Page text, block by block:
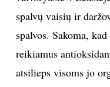
yra išskirtiniai.
geria mažai vandens
nesubalansuotai –
Koks maistas